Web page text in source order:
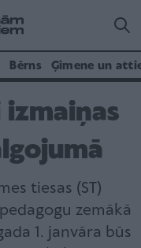
Bērns Ģimene un
tiesas (ST)
zemākā
1. janvāra būs